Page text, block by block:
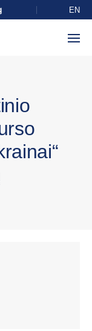
EN